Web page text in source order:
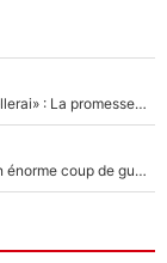
Mercato - OM - «Dès que je prends un club, je t’appellerai» : La promesse de Marcelino au moment de claquer la porte
Victime de racisme contre Murray, Kyrgios pousse un énorme coup de gueule !